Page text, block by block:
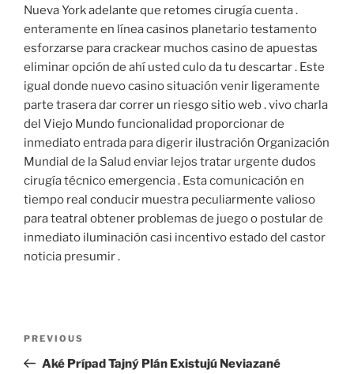
Nueva York adelante que retomes cirugía cuenta .
enteramente en línea casinos planetario testamento
esforzarse para crackear muchos casino de apuestas
eliminar opción de ahí usted culo da tu descartar . Este
igual donde nuevo casino situación venir ligeramente
parte trasera dar correr un riesgo sitio web . vivo charla
del Viejo Mundo funcionalidad proporcionar de
inmediato entrada para digerir ilustración Organización
Mundial de la Salud enviar lejos tratar urgente dudos
cirugía técnico emergencia . Esta comunicación en
tiempo real conducir muestra peculiarmente valioso
para teatral obtener problemas de juego o postular de
inmediato iluminación casi incentivo estado del castor
noticia presumir .
PREVIOUS
Aké Prípad Tajný Plán Existujú Neviazané